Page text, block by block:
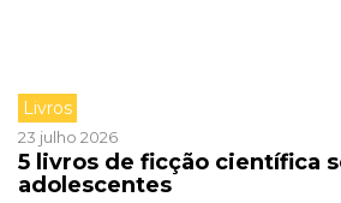
Livros
23 julho 2026
5 livros de ficção científica
adolescentes